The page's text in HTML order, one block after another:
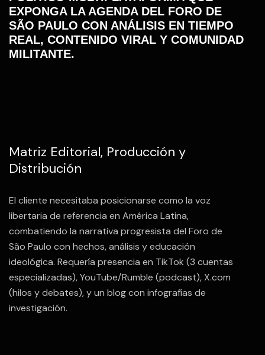
EXPONGA LA AGENDA DEL FORO DE
SÃO PAULO CON ANÁLISIS EN TIEMPO
REAL, CONTENIDO VIRAL Y COMUNIDAD
MILITANTE.
Matriz Editorial, Producción y
Distribución
El cliente necesitaba posicionarse como la voz
libertaria de referencia en América Latina,
combatiendo la narrativa progresista del Foro de
São Paulo con hechos, análisis y educación
ideológica. Requería presencia en TikTok (3 cuentas
especializadas), YouTube/Rumble (podcast), X.com
(hilos y debates), y un blog con infografías de
investigación.